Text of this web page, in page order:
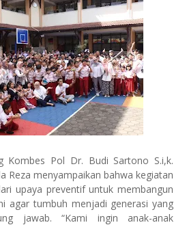
Kombes Pol Dr. Budi Sartono S.i,k.
Reza menyampaikan bahwa kegiatan
upaya preventif untuk membangun
agar tumbuh menjadi generasi yang
jawab. “Kami ingin anak-anak